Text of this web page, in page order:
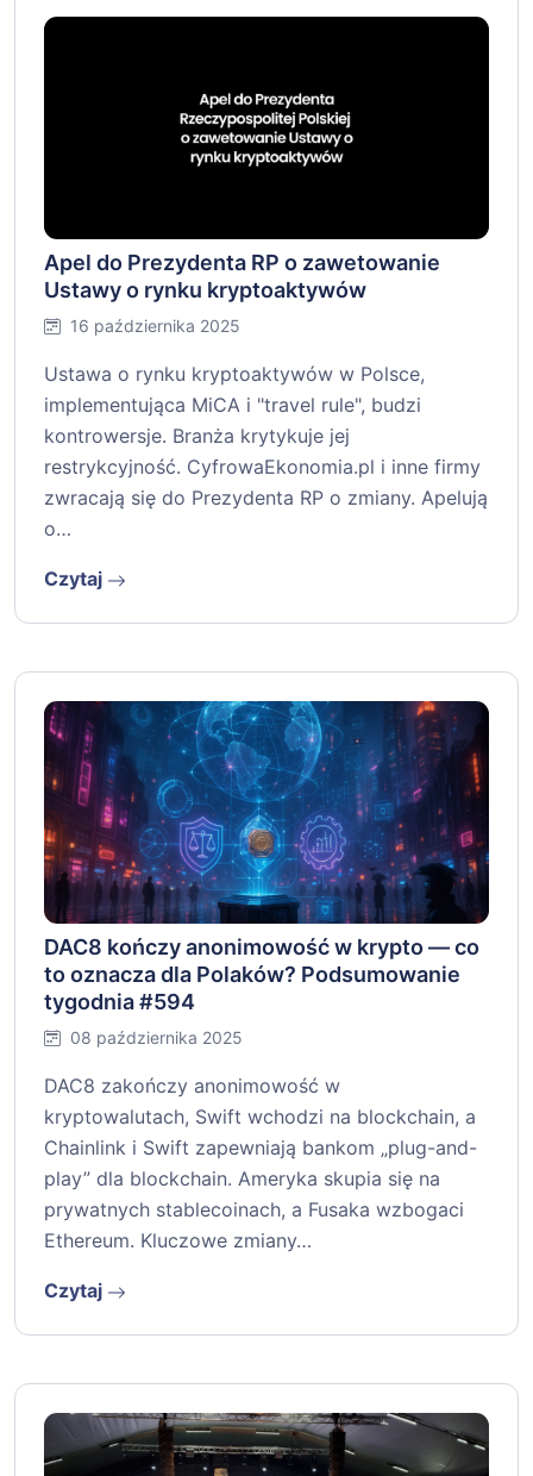
Apel do Prezydenta RP o zawetowanie
Ustawy o rynku kryptoaktywów
16 października 2025
Ustawa o rynku kryptoaktywów w Polsce,
implementująca MiCA i "travel rule", budzi
kontrowersje. Branża krytykuje jej
restrykcyjność. CyfrowaEkonomia.pl i inne firmy
zwracają się do Prezydenta RP o zmiany. Apelują
o…
Czytaj
DAC8 kończy anonimowość w krypto — co
to oznacza dla Polaków? Podsumowanie
tygodnia #594
08 października 2025
DAC8 zakończy anonimowość w
kryptowalutach, Swift wchodzi na blockchain, a
Chainlink i Swift zapewniają bankom „plug-and-
play” dla blockchain. Ameryka skupia się na
prywatnych stablecoinach, a Fusaka wzbogaci
Ethereum. Kluczowe zmiany…
Czytaj